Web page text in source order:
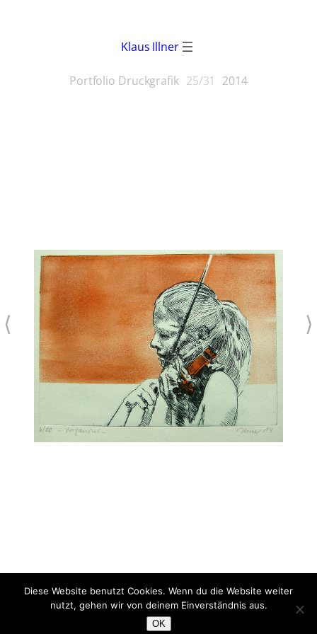
Klaus Illner
Portfolio Druckgrafik 25/31 2014
Paganini
colorierte Kaltnadelradierung, Schablonentechnik
⟨ ⟩
Diese Website benutzt Cookies. Wenn du die Website weiter
nutzt, gehen wir von deinem Einverständnis aus.
OK